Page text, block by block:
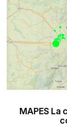
MAPES La